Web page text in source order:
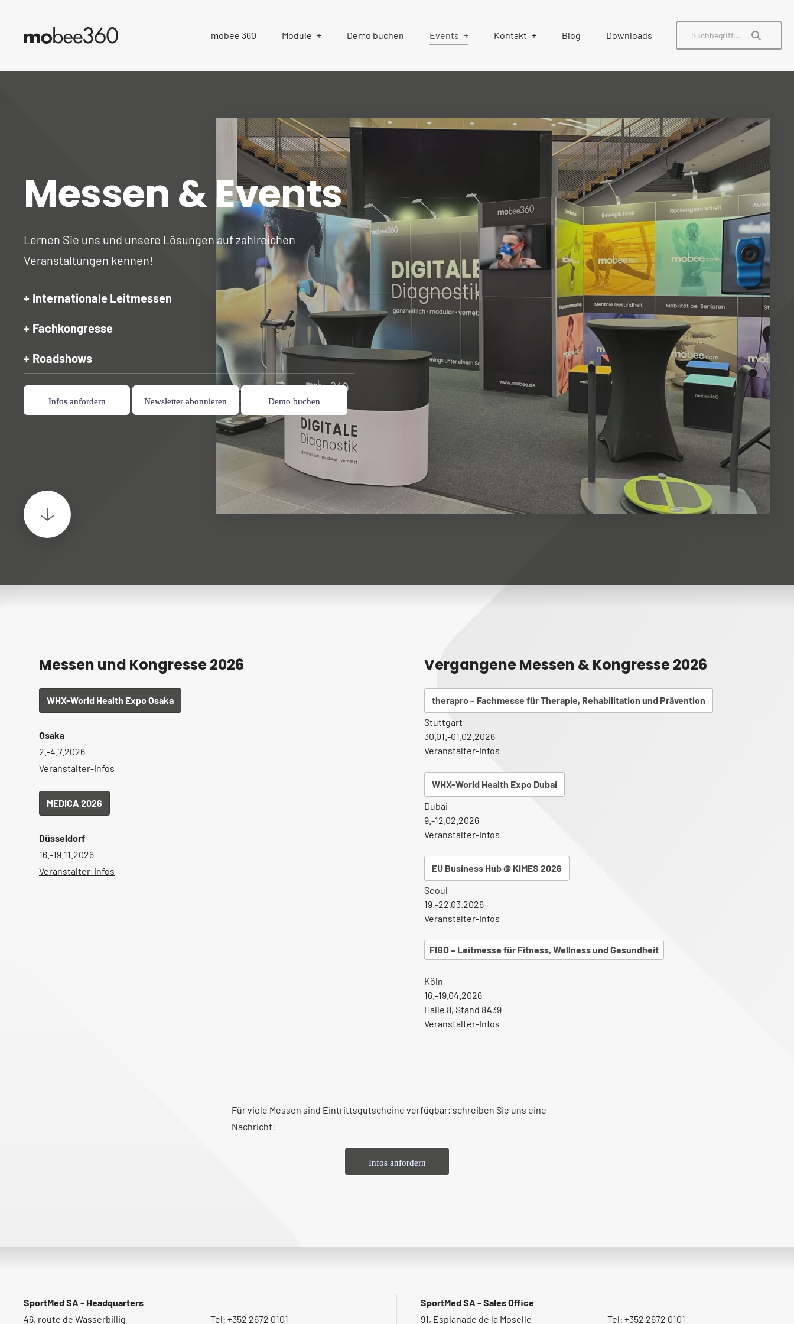
mobee 360 Module Demo buchen Events Kontakt Blog Downloads
Messen & Events
Lernen Sie uns und unsere Lösungen auf zahlreichen
Veranstaltungen kennen!
Internationale Leitmessen
Fachkongresse
Roadshows
Infos anfordern Newsletter abonnieren Demo buchen
Messen und Kongresse 2026
WHX-World Health Expo Osaka
Osaka
2.-4.7.2026
Veranstalter-Infos
MEDICA 2026
Düsseldorf
16.-19.11.2026
Veranstalter-Infos
Vergangene Messen & Kongresse 2026
therapro – Fachmesse für Therapie, Rehabilitation und Prävention
Stuttgart
30.01.-01.02.2026
Veranstalter-Infos
WHX-World Health Expo Dubai
Dubai
9.-12.02.2026
Veranstalter-Infos
EU Business Hub @ KIMES 2026
Seoul
19.-22.03.2026
Veranstalter-Infos
FIBO – Leitmesse für Fitness, Wellness und Gesundheit
Köln
16.-19.04.2026
Halle 8, Stand 8A39
Veranstalter-Infos
Für viele Messen sind Eintrittsgutscheine verfügbar; schreiben Sie uns eine
Nachricht!
Infos anfordern
SportMed SA - Headquarters
46, route de Wasserbillig
Tel: +352 2672 0101
SportMed SA - Sales Office
91, Esplanade de la Moselle
Tel: +352 2672 0101